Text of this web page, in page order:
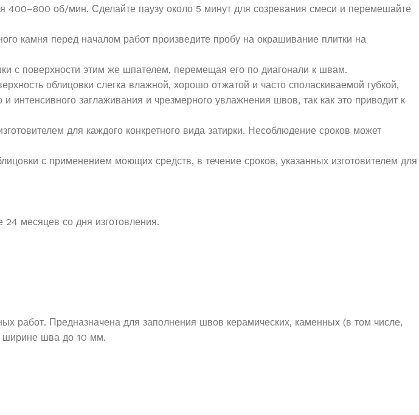
400–800 об/мин. Сделайте паузу около 5 минут для созревания смеси и перемешайте
камня перед началом работ произведите пробу на окрашивание плитки на
с поверхности этим же шпателем, перемещая его по диагонали к швам.
облицовки слегка влажной, хорошо отжатой и часто споласкиваемой губкой,
заглаживания и чрезмерного увлажнения швов, так как это приводит к
для каждого конкретного вида затирки. Несоблюдение сроков может
с применением моющих средств, в течение сроков, указанных изготовителем для
месяцев со дня изготовления.
работ. Предназначена для заполнения швов керамических, каменных (в том числе,
ширине шва до 10 мм.